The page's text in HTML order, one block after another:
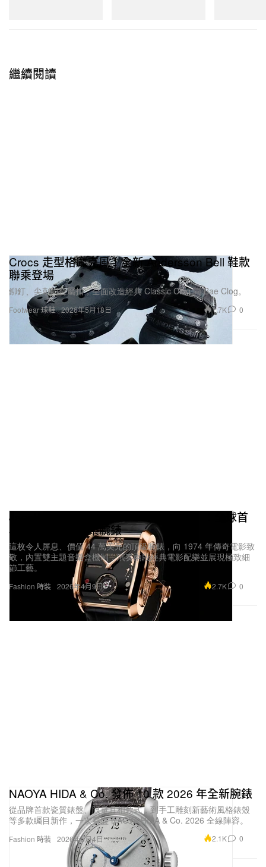
繼續閱讀
Footwear 球鞋
Crocs 走型格龐克風！全新 Andersson Bell 鞋款
聯乘登場
鉚釘、尖刺同金屬扣，全面改造經典 Classic Clog 同 Bae Clog。
2026年5月18日 1.7K 0
Fashion 時裝
Jacob & Co. 發佈《The Godfather II》：全球首
枚雙主題旋律音樂腕錶
這枚令人屏息、價值 44 萬美元的頂級腕錶，向 1974 年傳奇電影致
敬，內置雙主題音樂盒機制，演奏兩段經典電影配樂並展現極致細
節工藝。
2026年4月9日 2.7K 0
Fashion 時裝
NAOYA HIDA & Co. 發佈 10 款 2026 年全新腕錶
從品牌首款瓷質錶盤、限量月相款式，到手工雕刻新藝術風格錶殼
等多款矚目新作，一次看盡 NAOYA HIDA & Co. 2026 全線陣容。
2026年5月4日 2.1K 0